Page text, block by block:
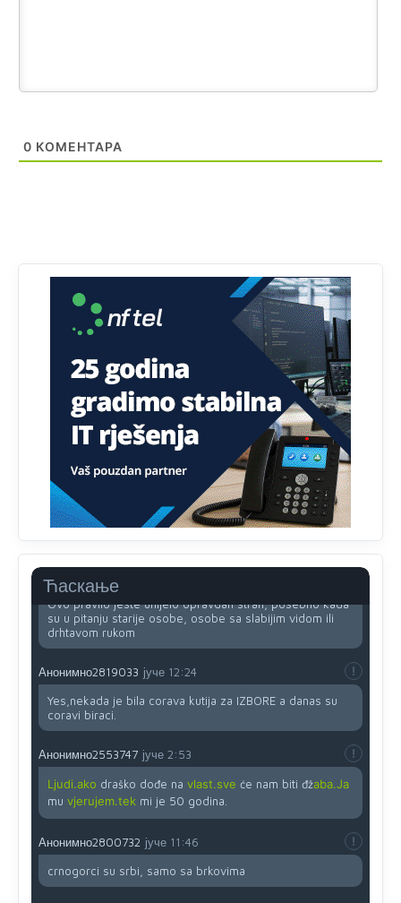
0 КОМЕНТАРА
Ћаскање
glasova" i manipulacija kroz fiktivne pomoćnike (koji
Анонимно2818605 јуче 11:28
Prema podacima o informaciono-komunikacionim
tehnologijama, čak 33,4% domaćinstava u BiH uopšte
nema pristup računaru bilo koje vrste (desktop, laptop ili
Анонимно2818605 јуче 11:34
Najveći dio populacije starije od 65 godina uopšte ne
koristi internet, niti ima pristup računarima
Анонимно2818605 јуче 11:45
Uvođenje pravila da se umjesto dosadašnjeg znaka "X"
(krstića) kružić ispred kandidata mora u potpunosti
obojiti (popuniti) uvedeno je isključivo zbog tehničkih
Ovo pravilo jeste unijelo opravdan strah, posebno kada
su u pitanju starije osobe, osobe sa slabijim vidom ili
drhtavom rukom
Анонимно2819033 јуче 12:24
Yes,nekada je bila corava kutija za IZBORE a danas su
coravi biraci.
Анонимно2553747 јуче 2:53
Ljudi.ako draško dođe na vlast.sve će nam biti đžaba.Ja
mu vjerujem.tekmi je 50 godina.
Анонимно2800732 јуче 11:46
crnogorci su srbi, samo sa brkovima